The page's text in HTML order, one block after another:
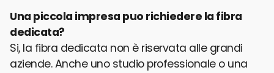
Una piccola impresa puo richiedere la fibra
dedicata?
Si, la fibra dedicata non è riservata alle grandi
aziende. Anche uno studio professionale o una